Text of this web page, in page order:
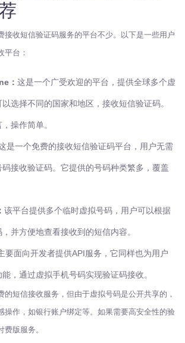
接收短信验证码服务的平台不少。以下是一些用户
平台：
： 这是一个广受欢迎的平台，提供全球多个虚
选择不同的国家和地区，接收短信验证码。
操作简单。
是一个免费的接收短信验证码平台，用户无需
接收验证码。它提供的号码种类繁多，覆盖
该平台提供多个临时虚拟号码，用户可以根据
并方便地查看接收到的短信内容。
要面向开发者提供API服务，它同样也为用户
，通过虚拟手机号码实现验证码接收。
的短信接收服务，但由于虚拟号码是公开共享的，
操作，如银行账户绑定等。如果需要高安全性的验
版服务。